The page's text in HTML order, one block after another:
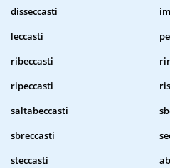
disseccasti
leccasti
ribeccasti
ripeccasti
saltabeccasti
sbreccasti
steccasti